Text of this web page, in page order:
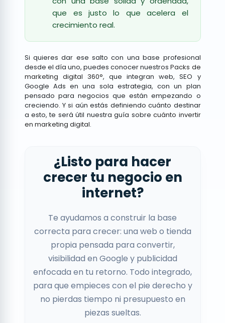
que es justo lo que acelera el
crecimiento real.
Si quieres dar ese salto con una base profesional
desde el día uno, puedes conocer nuestrosPacks de
marketing digital 360°, que integran web, SEO y
Google Ads en una sola estrategia, con un plan
pensado para negocios que están empezando o
creciendo. Y si aún estás definiendo cuánto destinar
a esto, te será útil nuestra guía sobrecuánto invertir
en marketing digital.
¿Listo para hacer
crecer tu negocio en
internet?
Te ayudamos a construir la base
correcta para crecer: una web o tienda
propia pensada para convertir,
visibilidad en Google y publicidad
enfocada en tu retorno. Todo integrado,
para que empieces con el pie derecho y
no pierdas tiempo ni presupuesto en
piezas sueltas.